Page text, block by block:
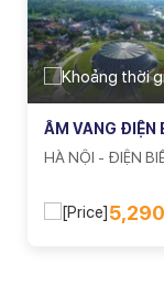
ÂM VANG ĐIỆN
HÀ NỘI - ĐIỆN